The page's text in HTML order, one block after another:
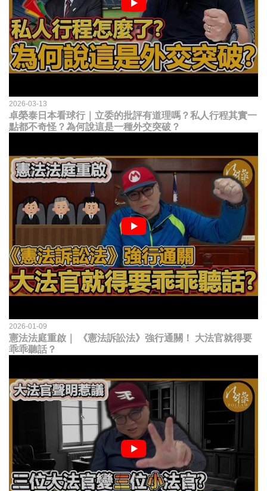
2026-03-13
卓榮泰日本看球行｜立委的批評有道理嗎？私人行程其實一
點都不奇怪？為何說這是一種外交突破？
2026-01-09
憲法法庭重啟｜ 《憲法訴訟法》強行通關！ 大法官就得要
乖乖聽話？